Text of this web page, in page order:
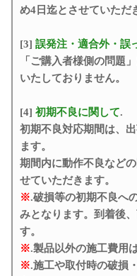
め4日迄とさせていただ
[3] 誤発注・適合外・誤
「ご購入者様側の問題
いたしておりません。
[4] 初期不良に関して.
初期不良対応期間は、
ます。
期間内に動作不良など
せていただきます。
※.破損等の初期不良へ
みとなります。到着後
す。
※.製品以外の施工費用
※.施工や取付時の破損